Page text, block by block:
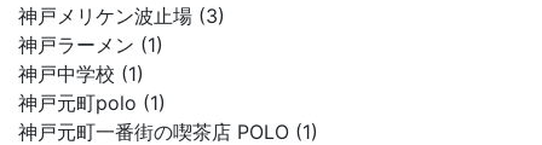
神戸メリケン波止場 (3)
神戸ラーメン (1)
神戸中学校 (1)
神戸元町polo (1)
神戸元町一番街の喫茶店 POLO (1)